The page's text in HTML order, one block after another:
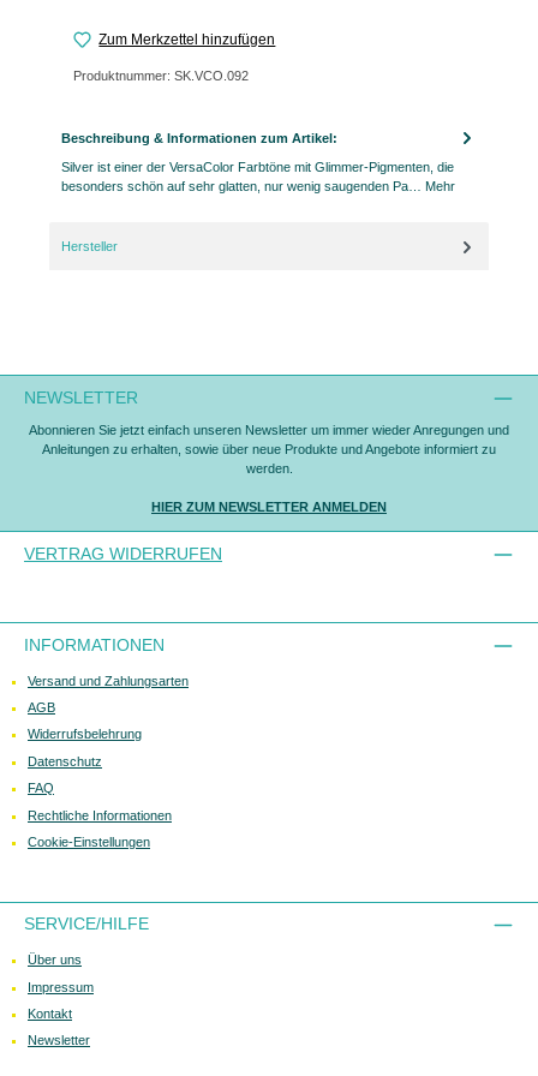
Zum Merkzettel hinzufügen
Produktnummer: SK.VCO.092
Beschreibung & Informationen zum Artikel:
Silver ist einer der VersaColor Farbtöne mit Glimmer-Pigmenten, die
besonders schön auf sehr glatten, nur wenig saugenden Pa… Mehr
Hersteller
NEWSLETTER
Abonnieren Sie jetzt einfach unseren Newsletter um immer wieder Anregungen und
Anleitungen zu erhalten, sowie über neue Produkte und Angebote informiert zu
werden.
HIER ZUM NEWSLETTER ANMELDEN
VERTRAG WIDERRUFEN
INFORMATIONEN
Versand und Zahlungsarten
AGB
Widerrufsbelehrung
Datenschutz
FAQ
Rechtliche Informationen
Cookie-Einstellungen
SERVICE/HILFE
Über uns
Impressum
Kontakt
Newsletter